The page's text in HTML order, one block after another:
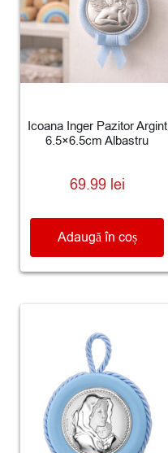
Icoana Inger Pazitor Argint
6.5×6.5cm Albastru
69.99 lei
Adaugă în coș